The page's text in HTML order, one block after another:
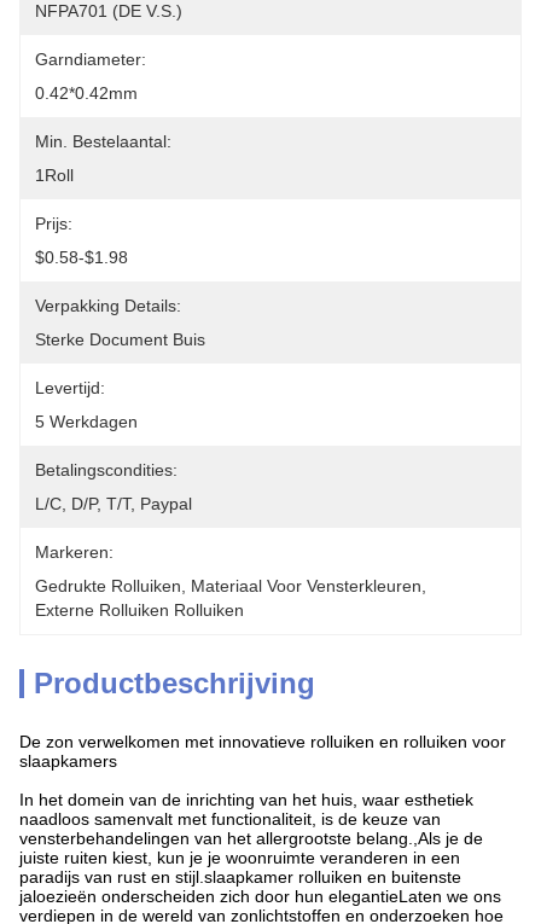
NFPA701 (DE V.S.)
Garndiameter:
0.42*0.42mm
Min. Bestelaantal:
1Roll
Prijs:
$0.58-$1.98
Verpakking Details:
Sterke Document Buis
Levertijd:
5 Werkdagen
Betalingscondities:
L/C, D/P, T/T, Paypal
Markeren:
Gedrukte Rolluiken
Materiaal Voor Vensterkleuren
Externe Rolluiken Rolluiken
Productbeschrijving
De zon verwelkomen met innovatieve rolluiken en rolluiken voor
slaapkamers
In het domein van de inrichting van het huis, waar esthetiek
naadloos samenvalt met functionaliteit, is de keuze van
vensterbehandelingen van het allergrootste belang.,Als je de
juiste ruiten kiest, kun je je woonruimte veranderen in een
paradijs van rust en stijl.slaapkamer rolluiken en buitenste
jaloezieën onderscheiden zich door hun elegantieLaten we ons
verdiepen in de wereld van zonlichtstoffen en onderzoeken hoe